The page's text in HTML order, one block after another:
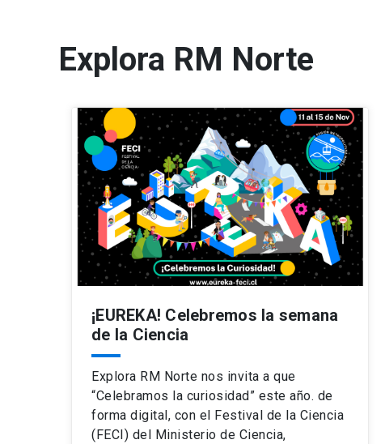
Explora RM Norte
¡EUREKA! Celebremos la semana
de la Ciencia
Explora RM Norte nos invita a que
“Celebramos la curiosidad” este año. de
forma digital, con el Festival de la Ciencia
(FECI) del Ministerio de Ciencia,